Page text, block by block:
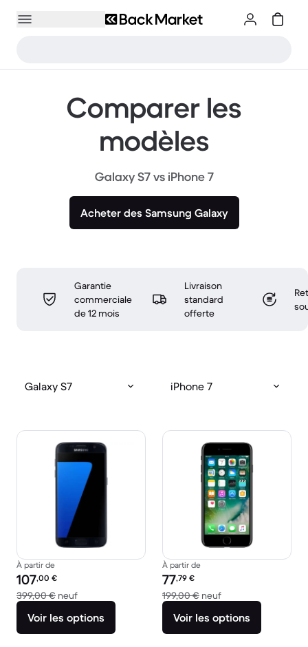
Comparer les
modèles
Galaxy S7 vs iPhone 7
Acheter des Samsung Galaxy
Garantie
commerciale
de 12 mois
Livraison
standard
offerte
Galaxy S7 iPhone 7
À partir de
Prix reconditionné :
107,00 €
399,00 € neufcontre 399,00 € neuf
Voir les options
À partir de
Prix reconditionné :
77,79 €
199,00 € neufcontre 199,00 €
Voir les options